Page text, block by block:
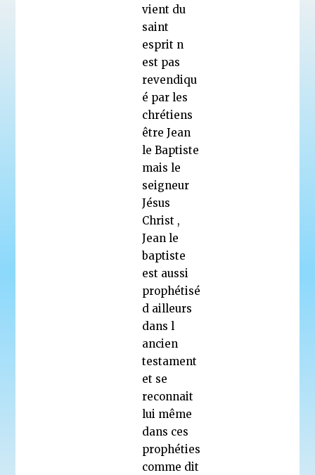
vient du
saint
esprit n
est pas
revendiqu
é par les
chrétiens
être Jean
le Baptiste
mais le
seigneur
Jésus
Christ ,
Jean le
baptiste
est aussi
prophétisé
d ailleurs
dans l
ancien
testament
et se
reconnait
lui même
dans ces
prophéties
comme dit